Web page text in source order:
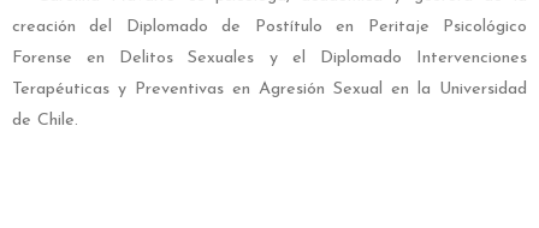
creación del Diplomado de Postítulo en Peritaje Psicológico
Forense en Delitos Sexuales y el Diplomado Intervenciones
Terapéuticas y Preventivas en Agresión Sexual en la Universidad
de Chile.